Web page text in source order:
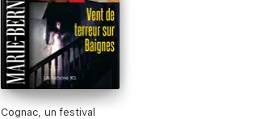
Cognac, un festival